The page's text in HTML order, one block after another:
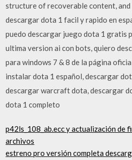
structure of recoverable content, and
descargar dota 1 facil y rapido en
puedo descargar juego dota 1 gratis
ultima version ai con bots, quiero
para windows 7 & 8 de la página
instalar dota 1 español, descargar
descargar warcraft dota, descargar
dota 1 completo
p42ls_108_ab.ecc y actualización de
archivos
estreno pro versión completa